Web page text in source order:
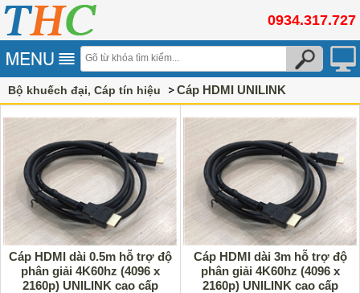
0934.317.727
Bộ khuếch đại, Cáp tín hiệu Cáp HDMI UNILINK
Cáp HDMI dài 0.5m hỗ trợ độ
phân giải 4K60hz (4096 x
2160p) UNILINK cao cấp
Cáp HDMI dài 3m hỗ trợ độ
phân giải 4K60hz (4096 x
2160p) UNILINK cao cấp